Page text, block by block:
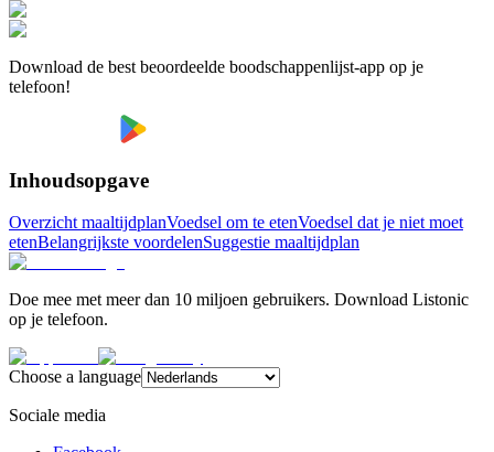
Download de best beoordeelde boodschappenlijst-app op je
telefoon!
Inhoudsopgave
Overzicht maaltijdplanVoedsel om te etenVoedsel dat je niet moet
etenBelangrijkste voordelenSuggestie maaltijdplan
Doe mee met meer dan 10 miljoen gebruikers. Download Listonic
op je telefoon.
Choose a language
Sociale media